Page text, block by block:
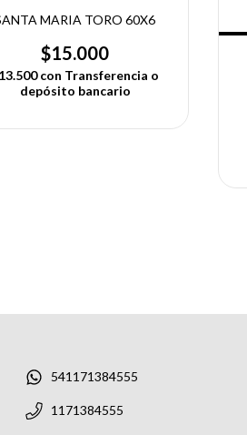
MARIA TORO 60X6
$15.000
con Transferencia o
depósito bancario
541171384555
1171384555